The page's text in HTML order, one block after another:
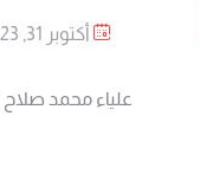
أكتوبر 31, 2023
علياء محمد صلاح